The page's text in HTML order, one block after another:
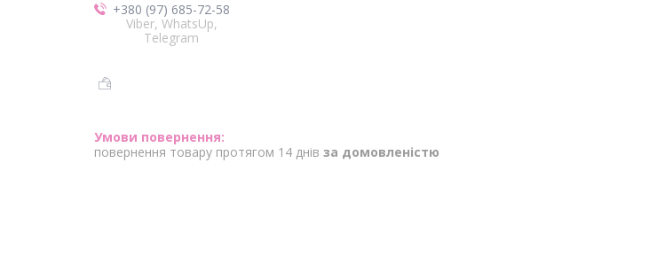
+380 (97) 685-72-58
Viber, WhatsUp,
Telegram
повернення товару протягом 14 днів за домовленістю